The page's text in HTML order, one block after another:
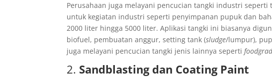
Perusahaan juga melayani pencucian tangki industri
untuk kegiatan industri seperti penyimpanan pupuk dan
2000 liter hingga 5000 liter. Aplikasi tangki ini biasanya
biofuel, pembuatan anggur, setting tank (sludge/lumpur),
juga melayani pencucian tangki jenis lainnya seperti
2. Sandblasting dan Coating Paint